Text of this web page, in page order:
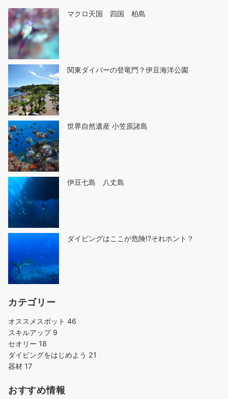
マクロ天国 四国 柏島
関東ダイバーの登竜門？伊豆海洋公園
世界自然遺産 小笠原諸島
伊豆七島 八丈島
ダイビングはここが危険!?それホント？
カテゴリー
オススメスポット 46
スキルアップ 9
セオリー 18
ダイビングをはじめよう 21
器材 17
おすすめ情報